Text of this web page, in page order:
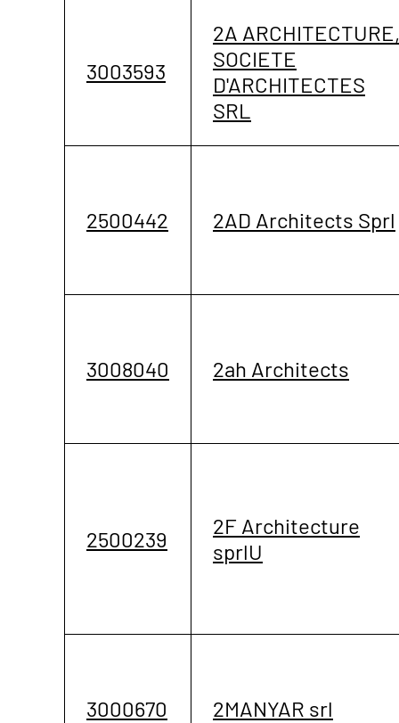
3003593
2A ARCHITECTURE,
SOCIETE
D'ARCHITECTES
SRL
2500442 2AD Architects Sprl
3008040 2ah Architects
2500239
2F Architecture
sprlU
3000670 2MANYAR srl